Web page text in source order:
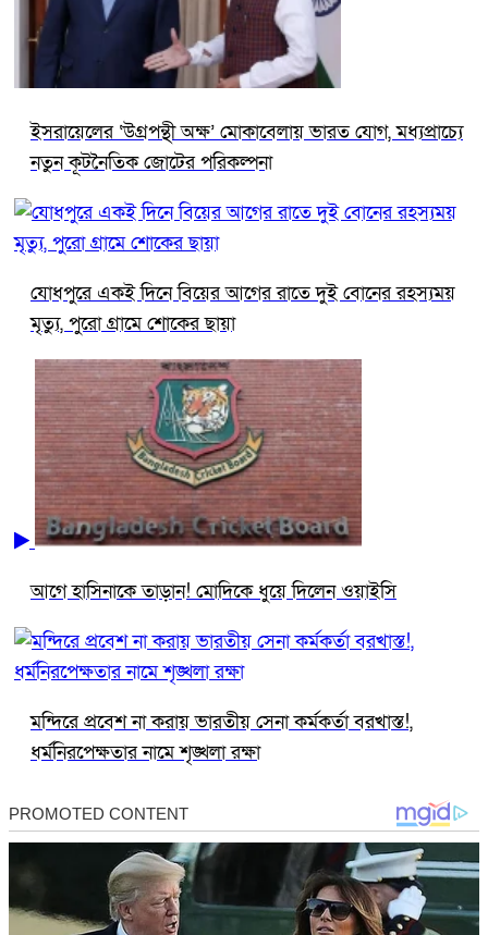
ইসরায়েলের ‘উগ্রপন্থী অক্ষ’ মোকাবেলায় ভারত যোগ, মধ্যপ্রাচ্যে
নতুন কূটনৈতিক জোটের পরিকল্পনা
যোধপুরে একই দিনে বিয়ের আগের রাতে দুই বোনের রহস্যময়
মৃত্যু, পুরো গ্রামে শোকের ছায়া
আগে হাসিনাকে তাড়ান! মোদিকে ধুয়ে দিলেন ওয়াইসি
মন্দিরে প্রবেশ না করায় ভারতীয় সেনা কর্মকর্তা বরখাস্ত!,
ধর্মনিরপেক্ষতার নামে শৃঙ্খলা রক্ষা